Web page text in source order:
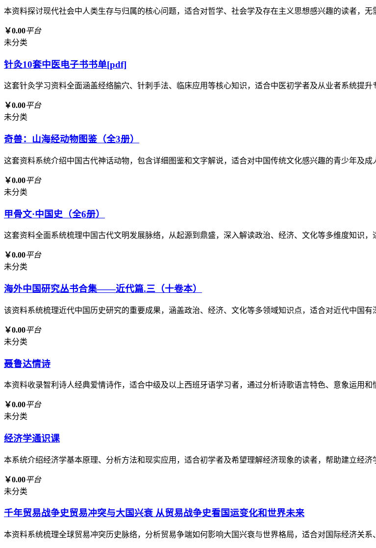
本资料探讨现代社会中人类生存与归属的核心问题，适合对哲学、社会学及存在主义思想感兴趣的读者，
￥0.00平台
未分类
针灸10套中医电子书书单[pdf]
这套针灸学习资料全面涵盖经络腧穴、针刺手法、临床应用等核心知识，适合中医初学者及从业者系统提
￥0.00平台
未分类
奇兽：山海经动物图鉴（全3册）
这套资料系统介绍中国古代神话动物，包含详细图鉴和文字解说，适合对中国传统文化感兴趣的青少年及
￥0.00平台
未分类
甲骨文·中国史（全6册）
这套资料全面系统梳理中国古代文明发展脉络，从起源到鼎盛，深入解读政治、经济、文化等多维度知识
￥0.00平台
未分类
海外中国研究丛书合集——近代篇.三（十卷本）
该资料系统梳理近代中国历史研究的重要成果，涵盖政治、经济、文化等多领域知识点，适合对近代中国
￥0.00平台
未分类
聂鲁达情诗
本资料收录智利诗人经典爱情诗作，适合中级及以上西班牙语学习者，通过分析诗歌语言特色、意象运用
￥0.00平台
未分类
经济学通识课
本系统介绍经济学基本原理、分析方法和现实应用，适合初学者及希望理解经济现象的读者，帮助建立经
￥0.00平台
未分类
千年贸易战争史贸易冲突与大国兴衰 从贸易战争史看国运变化和世界未来
本资料系统梳理全球贸易冲突历史脉络，分析贸易争端如何影响大国兴衰与世界格局，适合对国际经济关